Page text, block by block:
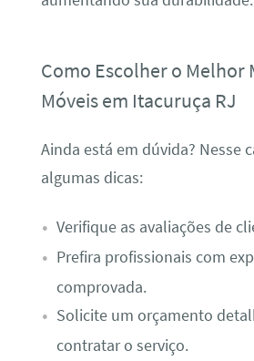
Como Escolher o Melhor
Móveis em Itacuruça RJ
Ainda está em dúvida? Nesse
algumas dicas:
Verifique as avaliações de
Prefira profissionais com
comprovada.
Solicite um orçamento
contratar o serviço.